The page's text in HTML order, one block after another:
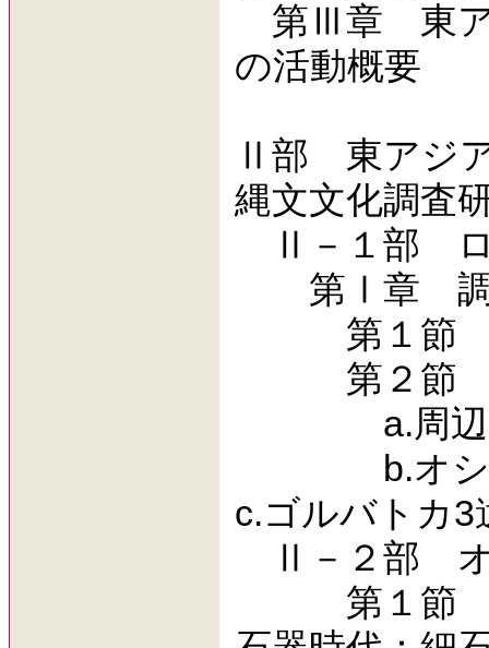
第Ⅲ章 東ア
の活動概要
Ⅱ部 東アジア
縄文文化調査
Ⅱ－１部 ロ
第Ⅰ章 調
第１節 調
第２節 周
a.周辺
b.オシノ
c.ゴルバトカ3
Ⅱ－２部 オ
第１節 オ